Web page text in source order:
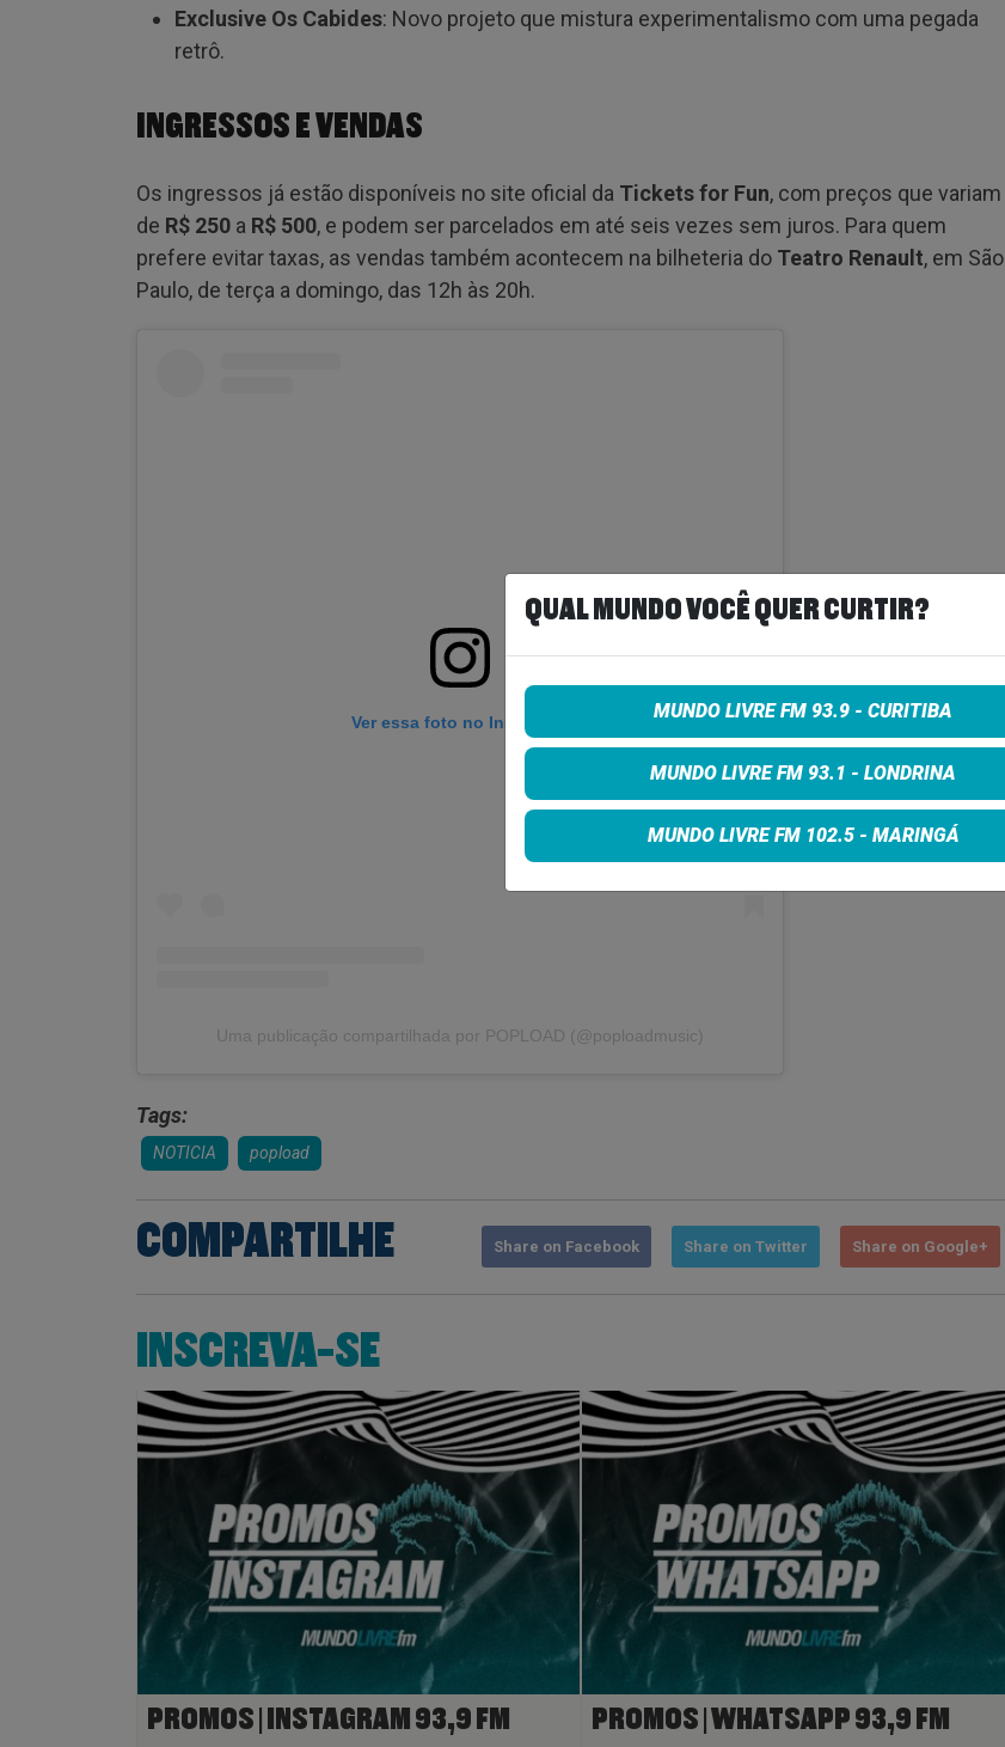
Exclusive Os Cabides: Novo projeto que mistura experimentalismo com uma pegada
retrô.
INGRESSOS E VENDAS
Os ingressos já estão disponíveis no site oficial da Tickets for Fun, com preços que variam
de R$ 250 a R$ 500, e podem ser parcelados em até seis vezes sem juros. Para quem
prefere evitar taxas, as vendas também acontecem na bilheteria do Teatro Renault, em São
Paulo, de terça a domingo, das 12h às 20h.
Ver essa foto no Instagram
Uma publicação compartilhada por POPLOAD (@poploadmusic)
Tags:
NOTICIA popload
COMPARTILHE Share on Facebook Share on Twitter Share on Google+
INSCREVA-SE
PROMOS | INSTAGRAM 93,9 FM PROMOS | WHATSAPP 93,9 FM
QUAL MUNDO VOCÊ QUER CURTIR?
MUNDO LIVRE FM 93.9 - CURITIBA
MUNDO LIVRE FM 93.1 - LONDRINA
MUNDO LIVRE FM 102.5 - MARINGÁ